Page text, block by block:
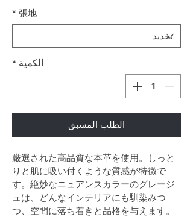
張地
*
الكمية *
الطلب المسبق
厳選された高品質な本革を使用。しっと
りと肌に吸い付くような質感が特徴で
す。絶妙なニュアンスカラーのグレージ
ュは、どんなインテリアにも馴染みつ
つ、空間に落ち着きと品格を与えます。